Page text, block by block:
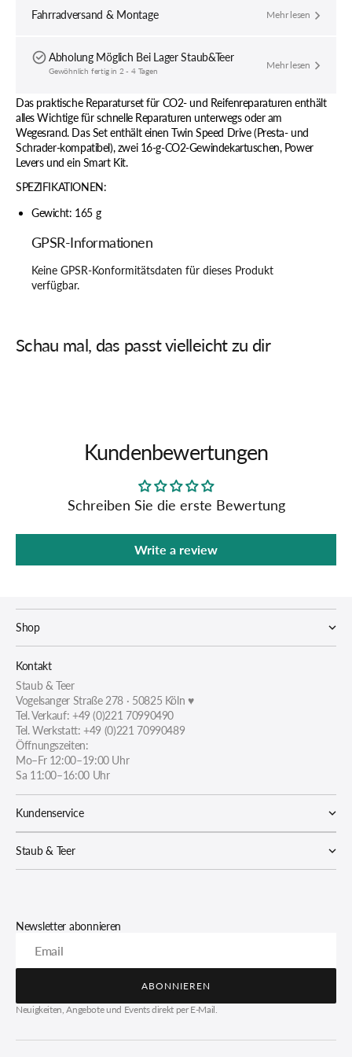
Fahrradversand & Montage Mehr lesen
Abholung Möglich Bei Lager Staub&Teer
Gewöhnlich fertig in 2 - 4 Tagen Mehr lesen
Das praktische Reparaturset für CO2- und Reifenreparaturen enthält
alles Wichtige für schnelle Reparaturen unterwegs oder am
Wegesrand. Das Set enthält einen Twin Speed Drive (Presta- und
Schrader-kompatibel), zwei 16-g-CO2-Gewindekartuschen, Power
Levers und ein Smart Kit.
SPEZIFIKATIONEN:
Gewicht: 165 g
GPSR-Informationen
Keine GPSR-Konformitätsdaten für dieses Produkt
verfügbar.
Schau mal, das passt vielleicht zu dir
Kundenbewertungen
Schreiben Sie die erste Bewertung
Write a review
Shop
Kontakt
Staub & Teer
Vogelsanger Straße 278 · 50825 Köln ♥
Tel. Verkauf: +49 (0)221 70990490
Tel. Werkstatt: +49 (0)221 70990489
Öffnungszeiten:
Mo–Fr 12:00–19:00 Uhr
Sa 11:00–16:00 Uhr
Kundenservice
Staub & Teer
Newsletter abonnieren
Email
ABONNIEREN
ABONNIEREN
Neuigkeiten, Angebote und Events direkt per E-Mail.